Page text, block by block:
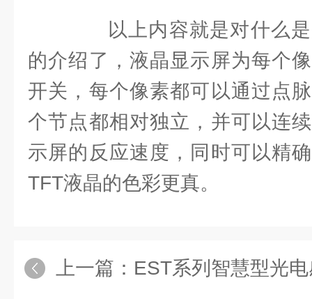
以上内容就是对什么是
的介绍了，液晶显示屏为每个
开关，每个像素都可以通过点
个节点都相对独立，并可以连
示屏的反应速度，同时可以精
TFT液晶的色彩更真。
上一篇： EST系列智慧型光电感烟